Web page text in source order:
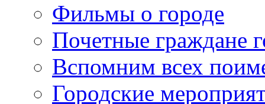
Фильмы о городе
Почетные граждане
Вспомним всех
Городские